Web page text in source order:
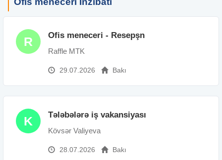
R Ofis meneceri - Resepşn
Raffle MTK
29.07.2026 Bakı
K Tələbələrə iş vakansiyası
Kövsər Valiyeva
28.07.2026 Bakı